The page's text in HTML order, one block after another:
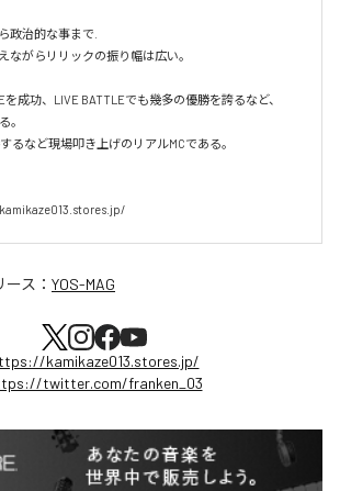
政治的な事まで.
ながらリリックの振り幅は広い。
成功、LIVE BATTLEでも幾多の優勝を誇るなど、
。
るなど現場叩き上げのリアルMCである。
ス： YOS-MAG
kamikaze013.stores.jp/
twitter.com/franken_03